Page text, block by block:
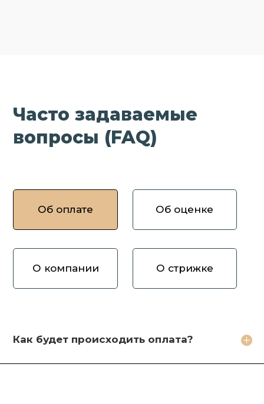
Часто задаваемые
вопросы (FAQ)
Об оплате Об оценке
О компании О стрижке
Как будет происходить оплата?
Как вы оцениваете волосы?
Зачем продавать волосы Вам?
Кто будет стричь мои волосы?